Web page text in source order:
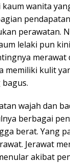
wanita
perawatan.
lelaki pun
merawat
memiliki kulit
wajah dan
berbagai
berat. Yang
Jerawat
akibat